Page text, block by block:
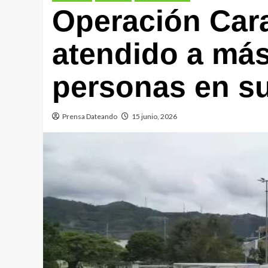
Operación
atendido a
personas en
Prensa Dateando 15 junio, 2026